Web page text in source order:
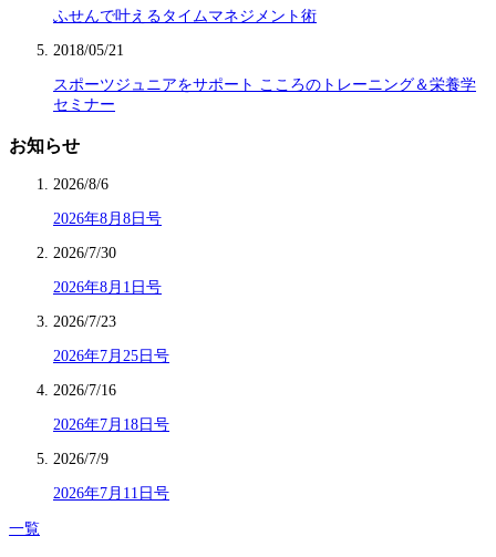
ふせんで叶えるタイムマネジメント術
2018/05/21
スポーツジュニアをサポート こころのトレーニング＆栄養学
セミナー
お知らせ
2026/8/6
2026年8月8日号
2026/7/30
2026年8月1日号
2026/7/23
2026年7月25日号
2026/7/16
2026年7月18日号
2026/7/9
2026年7月11日号
一覧